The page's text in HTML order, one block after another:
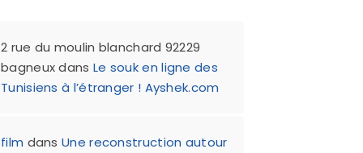
2 rue du moulin blanchard 92229
bagneuxdans Le souk en ligne des
Tunisiens à l’étranger ! Ayshek.com
film dansUne reconstruction autour